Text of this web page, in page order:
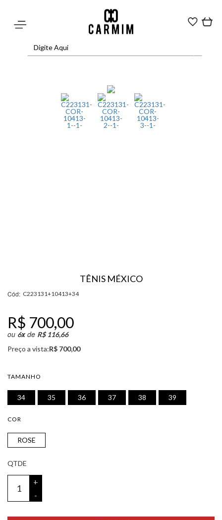
TÊNIS MÉXICO
Cód: C223131+10413+34
R$ 700,00
ou 6xde R$ 116,66
Preço a vista:R$ 700,00
TAMANHO
34 35 36 37 38 39
COR
ROSE
+
-